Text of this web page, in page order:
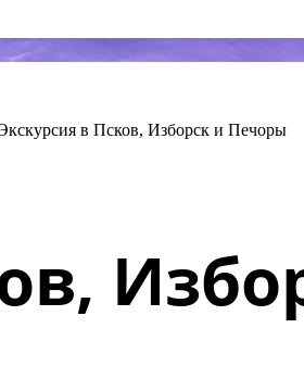
в Псков, Изборск и Печоры